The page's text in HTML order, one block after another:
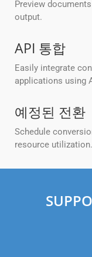
Preview
output.
API 통합
Easily integrate
applications using
예정된 전환
Schedule
resource utilization.